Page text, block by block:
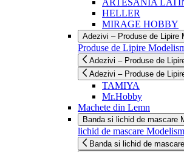
ARTESANIA
HELLER
MIRAGE HOBBY
Adezivi – Produse de Lipire
Produse de Lipire
Adezivi – Produse de
Adezivi – Produse de
TAMIYA
Mr.Hobby
Machete din Lemn
Banda si lichid de mascare
lichid de mascare Modelism
Banda si lichid de